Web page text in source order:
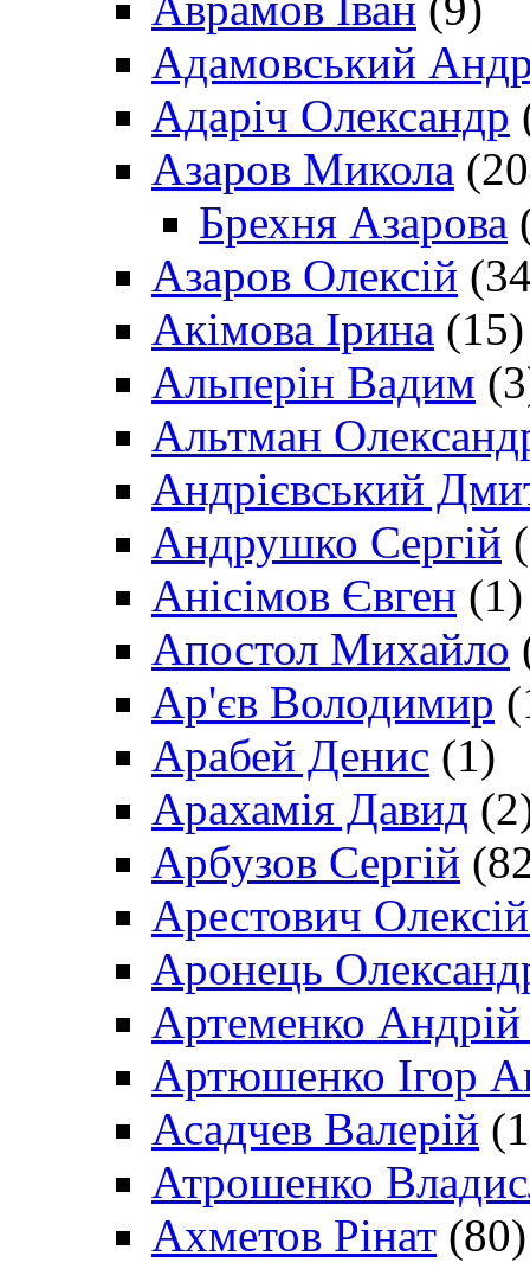
Адамовський
Адаріч Олександр
Азаров Микола
Брехня Азарова
Азаров Олексій
Акімова Ірина (15)
Альперін Вадим
Альтман
Андрієвський
Андрушко Сергій
Анісімов Євген (1)
Апостол Михайло
Ар'єв Володимир
Арабей Денис (1)
Арахамія Давид
Арбузов Сергій
Арестович
Аронець
Артеменко Андрій
Артюшенко Ігор
Асадчев Валерій
Атрошенко
Ахметов Рінат (80)